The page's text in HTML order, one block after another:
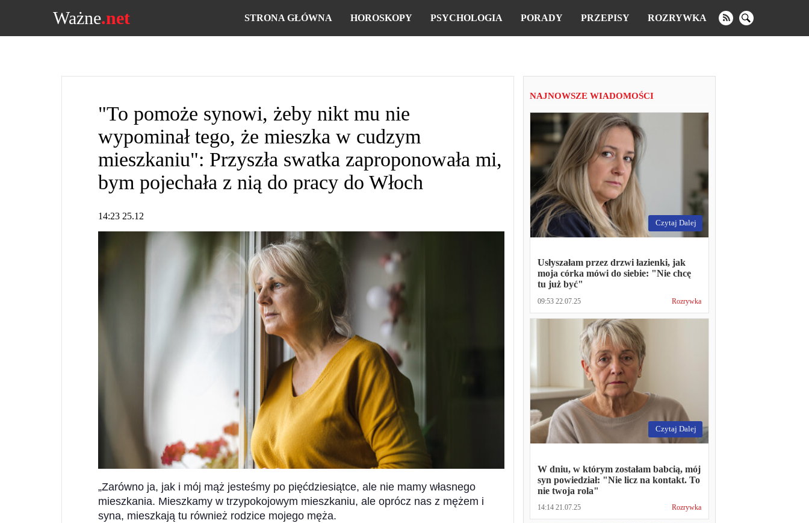
Ważne.net STRONA GŁÓWNA HOROSKOPY PSYCHOLOGIA PORADY PRZEPISY ROZRYWKA
"To pomoże synowi, żeby nikt mu nie
wypominał tego, że mieszka w cudzym
mieszkaniu": Przyszła swatka zaproponowała mi,
bym pojechała z nią do pracy do Włoch
14:23 25.12
„Zarówno ja, jak i mój mąż jesteśmy po pięćdziesiątce, ale nie mamy własnego
mieszkania. Mieszkamy w trzypokojowym mieszkaniu, ale oprócz nas z mężem i
syna, mieszkają tu również rodzice mojego męża.
NAJNOWSZE WIADOMOŚCI
Czytaj Dalej
Usłyszałam przez drzwi łazienki, jak
moja córka mówi do siebie: "Nie chcę
tu już być"
09:53 22.07.25 Rozrywka
Czytaj Dalej
W dniu, w którym zostałam babcią, mój
syn powiedział: "Nie licz na kontakt. To
nie twoja rola"
14:14 21.07.25 Rozrywka